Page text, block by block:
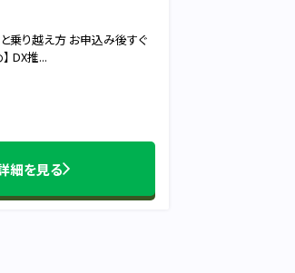
り越え方 お申込み後すぐ
DX推...
細を見る